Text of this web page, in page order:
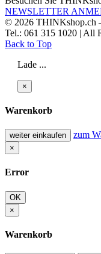
NEWSLETTER
© 2026
Tel.: 061 315 1020 | All
Back to Top
Lade ...
×
Warenkorb
weiter einkaufen zum
×
Error
OK
×
Warenkorb